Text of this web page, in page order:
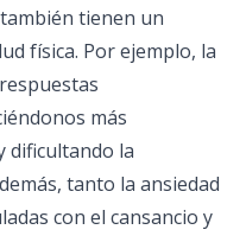
tienen un
física. Por ejemplo, la
más
dificultando la
tanto la ansiedad
con el cansancio y